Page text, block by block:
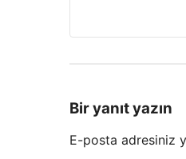
Bir yanıt yazın
E-posta adresiniz